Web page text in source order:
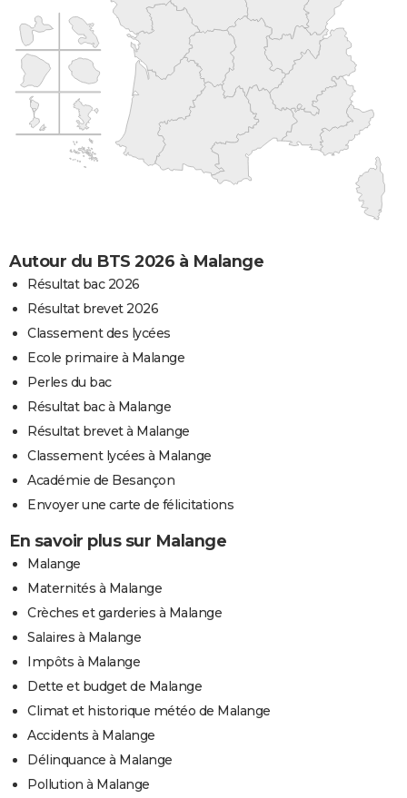
Autour du BTS 2026 à Malange
Résultat bac 2026
Résultat brevet 2026
Classement des lycées
Ecole primaire à Malange
Perles du bac
Résultat bac à Malange
Résultat brevet à Malange
Classement lycées à Malange
Académie de Besançon
Envoyer une carte de félicitations
En savoir plus sur Malange
Malange
Maternités à Malange
Crèches et garderies à Malange
Salaires à Malange
Impôts à Malange
Dette et budget de Malange
Climat et historique météo de Malange
Accidents à Malange
Délinquance à Malange
Pollution à Malange